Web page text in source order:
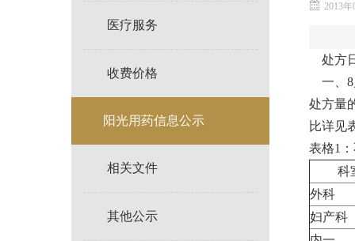
医疗服务
收费价格
阳光用药信息公示
相关文件
其他公示
2013
处方
一、8
处方量
比详见
表格1
科
外科
妇产科